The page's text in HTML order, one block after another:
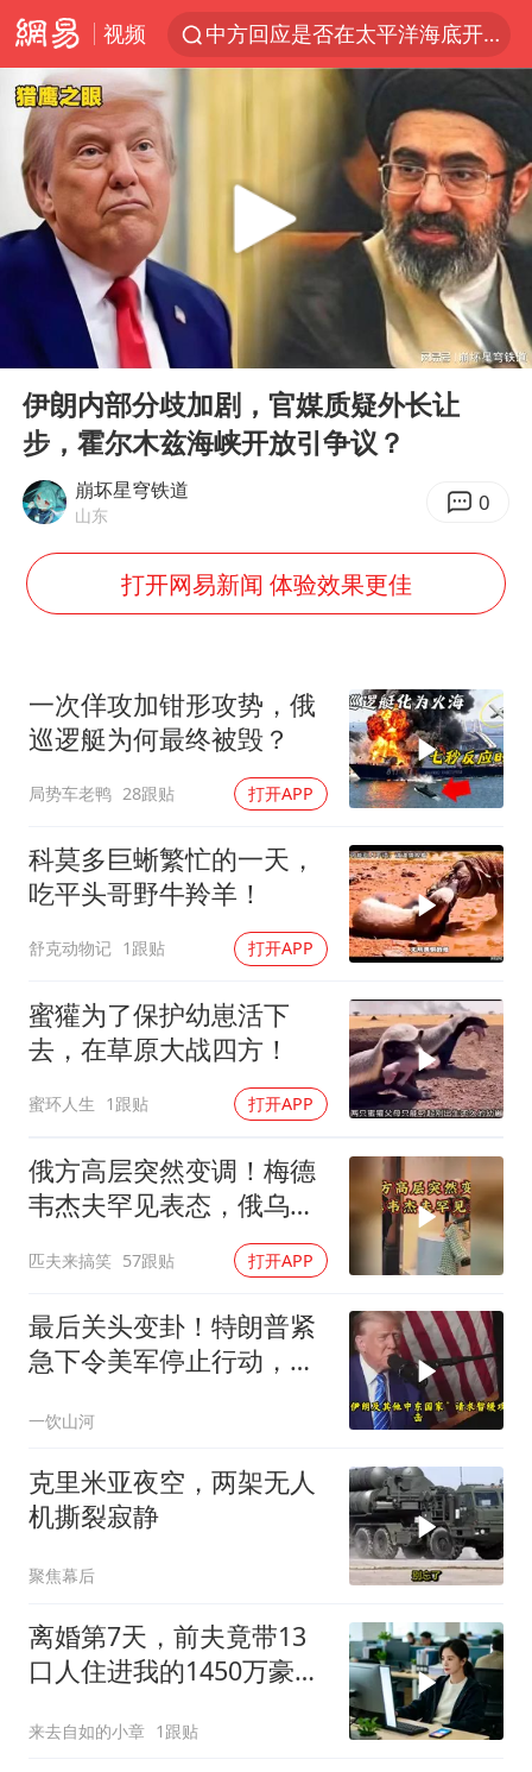
视频
中方回应是否在太平洋海底开采稀土
佛得角门将亮相智利俱乐部主场
宇树科技发行价格150.80元/股
官方回应献血屋不让市民入内躲雨
昆明石林火把节
台风“白海豚”7日起影响上海
吉林一“温度计大楼”读数爆表
我国编制完成新版全月地质图
中国五箭齐发反制美国
感觉全东北都在等7号
中方回应日本广岛核爆81周年
奋进开新局 实干挑大梁
Play
00:00 05:24
伊朗内部分歧加剧，官媒质疑外长让
步，霍尔木兹海峡开放引争议？
崩坏星穹铁道
山东 0
打开网易新闻 体验效果更佳
一次佯攻加钳形攻势，俄
巡逻艇为何最终被毁？
局势车老鸭 28跟贴 打开APP
科莫多巨蜥繁忙的一天，
吃平头哥野牛羚羊！
舒克动物记 1跟贴 打开APP
蜜獾为了保护幼崽活下
去，在草原大战四方！
蜜环人生 1跟贴 打开APP
俄方高层突然变调！梅德
韦杰夫罕见表态，俄乌战
匹夫来搞笑 57跟贴 打开APP
最后关头变卦！特朗普紧
急下令美军停止行动，他
一饮山河
克里米亚夜空，两架无人
机撕裂寂静
聚焦幕后
离婚第7天，前夫竟带13
口人住进我的1450万豪
来去自如的小章 1跟贴